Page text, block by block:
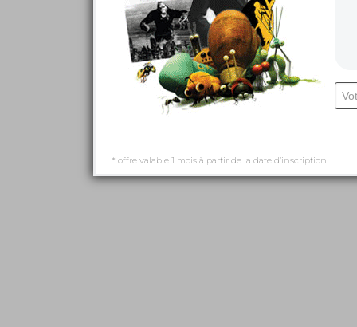
* offre valable 1 mois à partir de la date d’inscription